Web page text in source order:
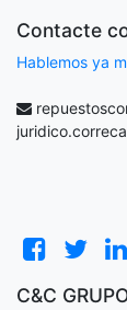
Contacte
Hablemos ya
C&C